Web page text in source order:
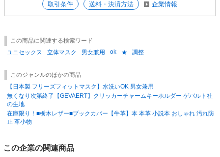
誠に申し訳ございませんが、ご了承のほどよろしくお願い致します。
1点から発送させて頂きます。
ご発注頂ける数量によって掛け率は変更致しますので、お気軽にご相談下
さい。
■返品交換について■
商品到着後、数量および破損品等の検品をお願いいたします。
1週間をすぎました場合返品をお受けできない場合がございますので御了
承ください。
尚、エンドユーザーに届いてからの不良品の交換は致しかねます。
取引条件 送料・決済方法 企業情報
この商品に関連する検索ワード
ユニセックス
立体マスク 男女兼用 ok ★ 調整
このジャンルのほかの商品
【日本製 フリーズフィットマスク】水洗いOK 男女兼用
無くなり次第終了【GEVAERT】クリッカーチャームキーホルダー ゲバルト社
の生地
在庫限り！■栃木レザー■ブックカバー【牛革】本 本革 小説本 おしゃれ 汚れ防
止 革小物
この企業の関連商品